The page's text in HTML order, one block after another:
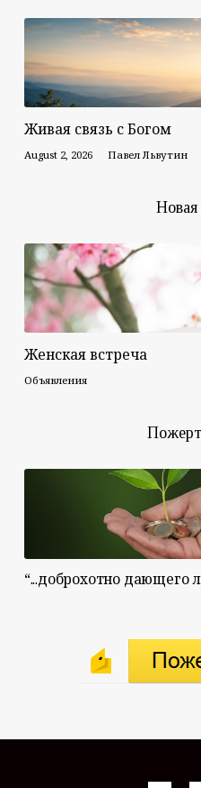
Живая связь с Богом
August 2, 2026 Павел Львутин
Новая
Женская встреча
Объявления
“...доброхотно дающего